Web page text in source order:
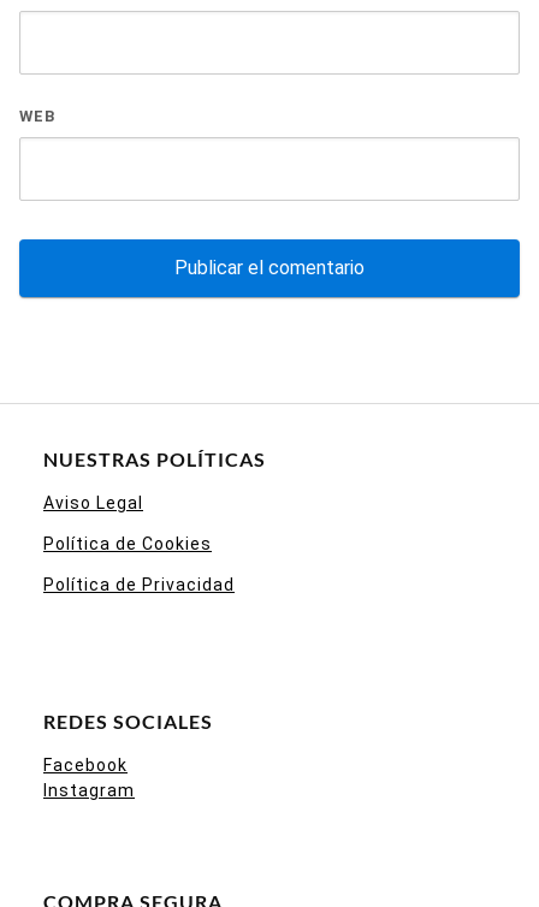
WEB
NUESTRAS POLÍTICAS
Aviso Legal
Política de Cookies
Política de Privacidad
REDES SOCIALES
Facebook
Instagram
COMPRA SEGURA